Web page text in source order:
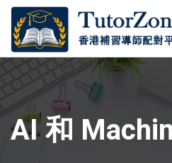
AI 和
登錄